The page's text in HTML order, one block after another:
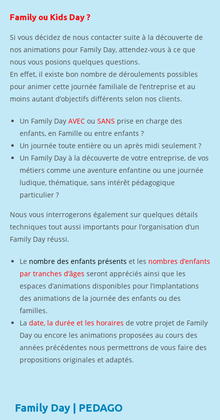
Family ou Kids Day ?
Si vous décidez de nous contacter suite à la découverte de
nos animations pour Family Day, attendez-vous à ce que
nous vous posions quelques questions.
En effet, il existe bon nombre de déroulements possibles
pour animer cette journée familiale de l’entreprise et au
moins autant d’objectifs différents selon nos clients.
Un Family Day AVEC ou SANS prise en charge des
enfants, en Famille ou entre enfants ?
Un journée toute entière ou un après midi seulement ?
Un Family Day à la découverte de votre entreprise, de vos
métiers comme une aventure enfantine ou une journée
ludique, thématique, sans intérêt pédagogique
particulier ?
Nous vous interrogerons également sur quelques détails
techniques tout aussi importants pour l’organisation d’un
Family Day réussi.
Le nombre des enfants présents et les nombres d’enfants
par tranches d’âges seront appréciés ainsi que les
espaces d’animations disponibles pour l’implantations
des animations de la journée des enfants ou des
familles.
La date, la durée et les horaires de votre projet de Family
Day ou encore les animations proposées au cours des
années précédentes nous permettrons de vous faire des
propositions originales et adaptés.
Family Day | PEDAGO